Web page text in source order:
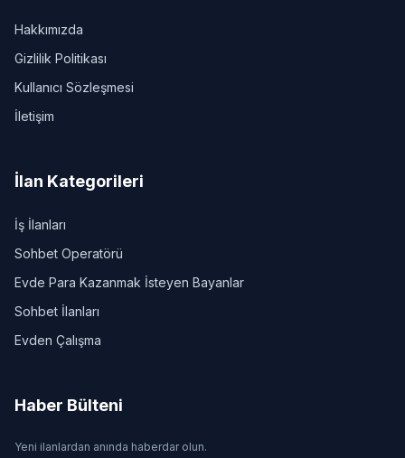
Hakkımızda
Gizlilik Politikası
Kullanıcı Sözleşmesi
İletişim
İlan Kategorileri
İş İlanları
Sohbet Operatörü
Evde Para Kazanmak İsteyen Bayanlar
Sohbet İlanları
Evden Çalışma
Haber Bülteni
Yeni ilanlardan anında haberdar olun.